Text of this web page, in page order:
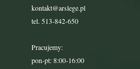
kontakt@arslege.pl
tel. 513-842-650
Pracujemy:
pon-pt: 8:00-16:00